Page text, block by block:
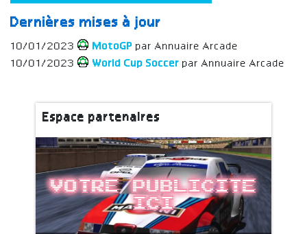
Dernières mises à jour
10/01/2023 MotoGP par Annuaire Arcade
10/01/2023
World Cup Soccer par Annuaire Arcade
Espace partenaires
Votre publicite
ici